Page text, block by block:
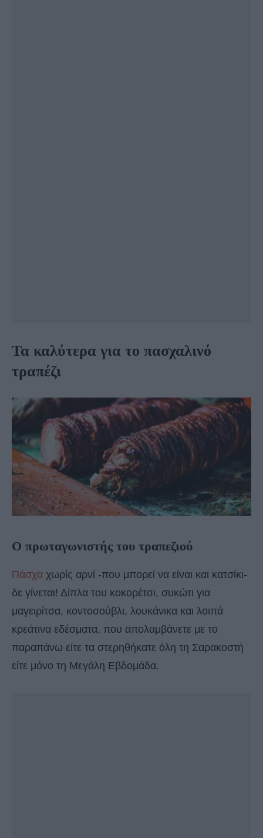
Τα καλύτερα για το πασχαλινό
τραπέζι
Ο πρωταγωνιστής του τραπεζιού
Πάσχα χωρίς αρνί -που μπορεί να είναι και κατσίκι-
δε γίνεται! Δίπλα του κοκορέτσι, συκώτι για
μαγειρίτσα, κοντοσούβλι, λουκάνικα και λοιπά
κρεάτινα εδέσματα, που απολαμβάνετε με το
παραπάνω είτε τα στερηθήκατε όλη τη Σαρακοστή
είτε μόνο τη Μεγάλη Εβδομάδα.